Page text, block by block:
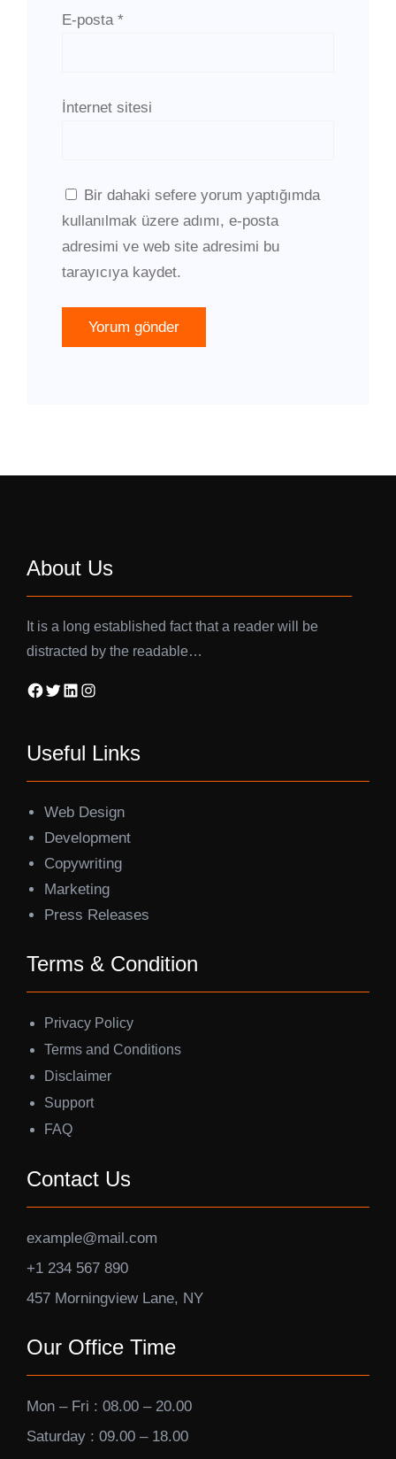
E-posta *
İnternet sitesi
Bir dahaki sefere yorum yaptığımda
kullanılmak üzere adımı, e-posta
adresimi ve web site adresimi bu
tarayıcıya kaydet.
About Us
It is a long established fact that a reader will be
distracted by the readable…
Facebook Twitter LinkedIn Instagram
Useful Links
Web Design
Development
Copywriting
Marketing
Press Releases
Terms & Condition
Privacy Policy
Terms and Conditions
Disclaimer
Support
FAQ
Contact Us
example@mail.com
+1 234 567 890
457 Morningview Lane, NY
Our Office Time
Mon – Fri : 08.00 – 20.00
Saturday : 09.00 – 18.00